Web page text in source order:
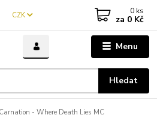
Menu
CZK
Hledat
0 ks
za 0 Kč
Carnation - Where Death Lies MC